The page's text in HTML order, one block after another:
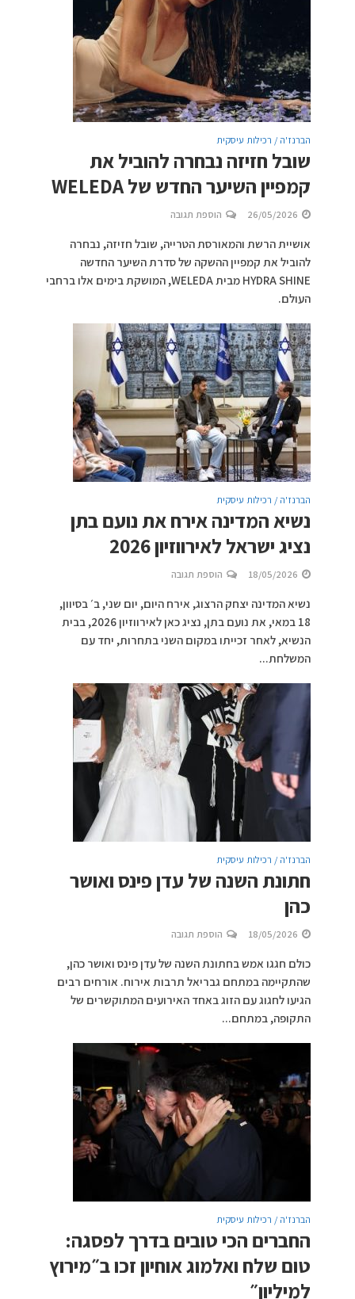
הברנז'ה / רכילות עיסקית
שובל חזיזה נבחרה להוביל את
קמפיין השיער החדש של WELEDA
26/05/2026 הוספת תגובה
אושיית הרשת והמאורסת הטרייה, שובל חזיזה, נבחרה
להוביל את קמפיין ההשקה של סדרת השיער החדשה
HYDRA SHINE מבית WELEDA, המושקת בימים אלו ברחבי
העולם.
הברנז'ה / רכילות עיסקית
נשיא המדינה אירח את נועם בתן
נציג ישראל לאירווזיון 2026
18/05/2026 הוספת תגובה
נשיא המדינה יצחק הרצוג, אירח היום, יום שני, ב׳ בסיוון,
18 במאי, את נועם בתן, נציג כאן לאירווזיון 2026, בבית
הנשיא, לאחר זכייתו במקום השני בתחרות, יחד עם
המשלחת...
הברנז'ה / רכילות עיסקית
חתונת השנה של עדן פינס ואושר
כהן
18/05/2026 הוספת תגובה
כולם חגגו אמש בחתונת השנה של עדן פינס ואושר כהן,
שהתקיימה במתחם גבריאל תרבות אירוח. אורחים רבים
הגיעו לחגוג עם הזוג באחד האירועים המתוקשרים של
התקופה, במתחם...
הברנז'ה / רכילות עיסקית
החברים הכי טובים בדרך לפסגה:
טום שלח ואלמוג אוחיון זכו ב״מירוץ
למיליון״